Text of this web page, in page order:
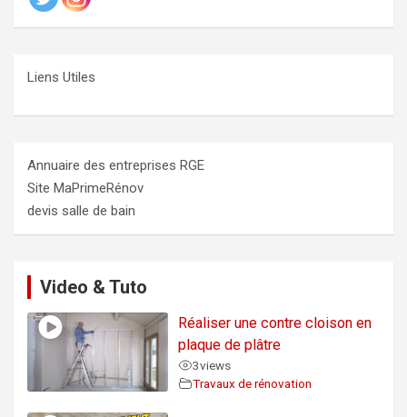
Liens Utiles
Annuaire des entreprises RGE
Site MaPrimeRénov
devis salle de bain
Video & Tuto
Réaliser une contre cloison en
plaque de plâtre
3views
Travaux de rénovation